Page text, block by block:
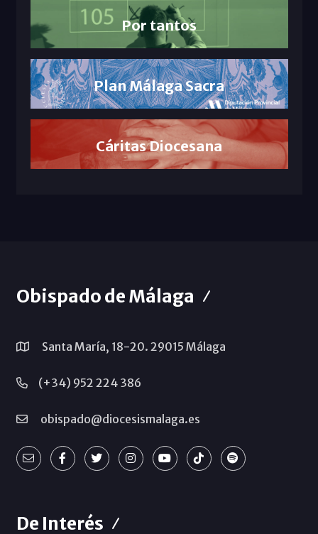
Por tantos
Plan Málaga Sacra
Cáritas Diocesana
Obispado de Málaga
Santa María, 18-20. 29015 Málaga
(+34) 952 224 386
obispado@diocesismalaga.es
De Interés